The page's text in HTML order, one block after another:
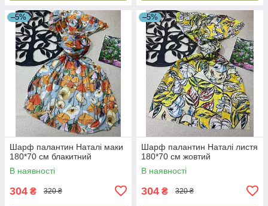
–5%
Шарф палантин Наталі маки
180*70 см блакитний
В наявності
304 ₴ 320 ₴
–5%
Шарф палантин Наталі листя
180*70 см жовтий
В наявності
304 ₴ 320 ₴